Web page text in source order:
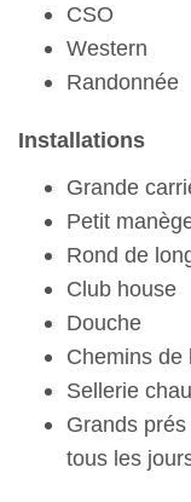
CSO
Western
Randonnée
Installations
Grande
Petit
Rond de
Club house
Douche
Chemins de
Sellerie
Grands
tous les